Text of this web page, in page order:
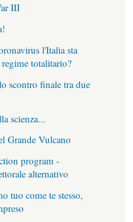
III
l'Italia sta
totalitario?
scontro finale tra due
scienza...
Grande Vulcano
program -
alternativo
tuo come te stesso,